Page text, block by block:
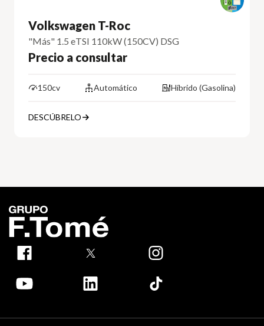
Volkswagen T-Roc
"Más" 1.5 eTSI 110kW (150CV) DSG
Precio a consultar
150cv Automático Híbrido (Gasolina)
DESCÚBRELO